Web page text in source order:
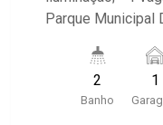
Parque Municipal
Tibursiu`s -
referência em
se em casa na
2
Banho
1